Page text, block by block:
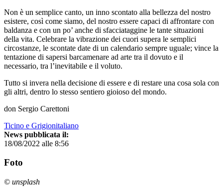
Non è un semplice canto, un inno scontato alla bellezza del nostro
esistere, così come siamo, del nostro essere capaci di affrontare con
baldanza e con un po’ anche di sfacciataggine le tante situazioni
della vita. Celebrare la vibrazione dei cuori supera le semplici
circostanze, le scontate date di un calendario sempre uguale; vince la
tentazione di sapersi barcamenare ad arte tra il dovuto e il
necessario, tra l’inevitabile e il voluto.
Tutto si invera nella decisione di essere e di restare una cosa sola con
gli altri, dentro lo stesso sentiero gioioso del mondo.
don Sergio Carettoni
Ticino e Grigionitaliano
News pubblicata il:
18/08/2022 alle 8:56
Foto
© unsplash